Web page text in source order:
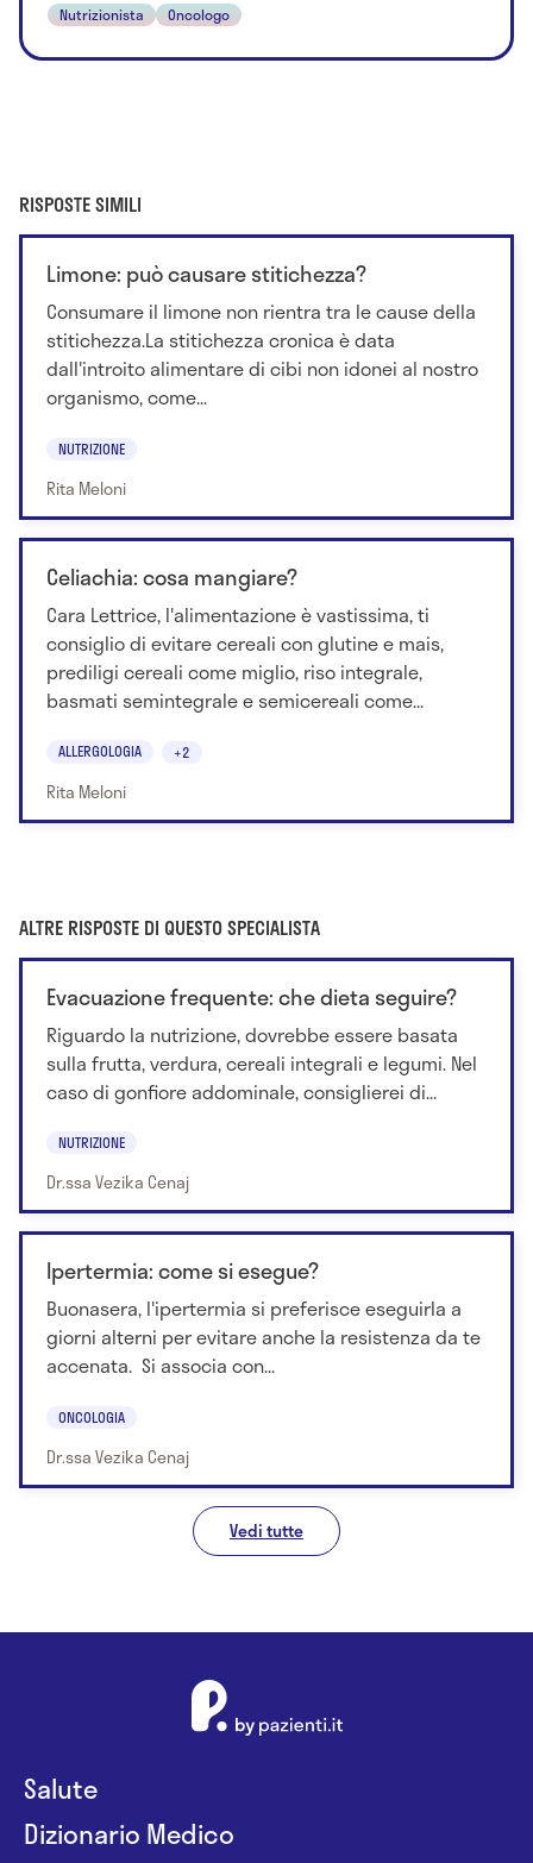
Nutrizionista Oncologo
RISPOSTE SIMILI
Limone: può causare stitichezza?
Consumare il limone non rientra tra le cause della
stitichezza.La stitichezza cronica è data
dall'introito alimentare di cibi non idonei al nostro
organismo, come...
NUTRIZIONE
Rita Meloni
Celiachia: cosa mangiare?
Cara Lettrice, l'alimentazione è vastissima, ti
consiglio di evitare cereali con glutine e mais,
prediligi cereali come miglio, riso integrale,
basmati semintegrale e semicereali come...
ALLERGOLOGIA +2
Rita Meloni
ALTRE RISPOSTE DI QUESTO SPECIALISTA
Evacuazione frequente: che dieta seguire?
Riguardo la nutrizione, dovrebbe essere basata
sulla frutta, verdura, cereali integrali e legumi. Nel
caso di gonfiore addominale, consiglierei di...
NUTRIZIONE
Dr.ssa Vezika Cenaj
Ipertermia: come si esegue?
Buonasera, l'ipertermia si preferisce eseguirla a
giorni alterni per evitare anche la resistenza da te
accenata. Si associa con...
ONCOLOGIA
Dr.ssa Vezika Cenaj
Vedi tutte
Salute
Dizionario Medico